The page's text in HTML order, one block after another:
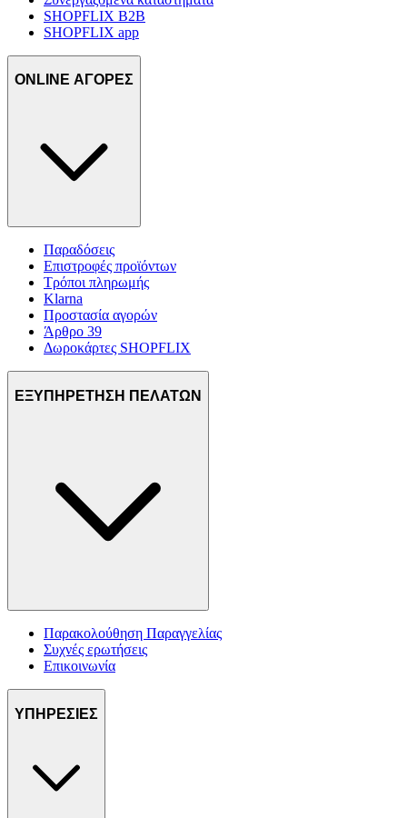
SHOPFLIX B2B
SHOPFLIX app
ONLINE ΑΓΟΡΕΣ
Παραδόσεις
Επιστροφές προϊόντων
Τρόποι πληρωμής
Klarna
Προστασία αγορών
Άρθρο 39
Δωροκάρτες SHOPFLIX
ΕΞΥΠΗΡΕΤΗΣΗ ΠΕΛΑΤΩΝ
Παρακολούθηση Παραγγελίας
Συχνές ερωτήσεις
Επικοινωνία
ΥΠΗΡΕΣΙΕΣ